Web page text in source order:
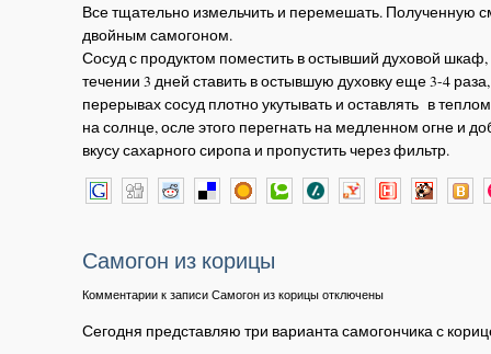
Все тщательно измельчить и перемешать. Полученную
двойным самогоном.
Сосуд с продуктом поместить в остывший духовой шкаф,
течении 3 дней ставить в остывшую духовку еще 3-4
перерывах сосуд плотно укутывать и оставлять в
на солнце, осле этого перегнать на медленном огне и
вкусу сахарного сиропа и пропустить через фильтр.
Самогон из корицы
Комментарии к записи Самогон из корицы отключены
Сегодня представляю три варианта самогончика с